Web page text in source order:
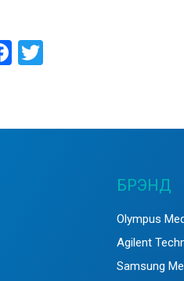
Facebook
БРЭНД
Olympus
Agilent
Samsung